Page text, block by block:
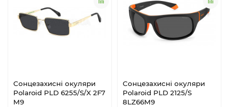
Сонцезахисні окуляри
Polaroid PLD 6255/S/X 2F7
M9
Сонцезахисні окуляри
Polaroid PLD 2125/S
8LZ66M9